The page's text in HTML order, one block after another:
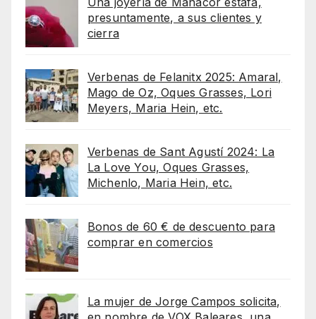
presuntamente, a sus clientes y
cierra
Verbenas de Felanitx 2025: Amaral,
Mago de Oz, Oques Grasses, Lori
Meyers, Maria Hein, etc.
Verbenas de Sant Agustí 2024: La
La Love You, Oques Grasses,
Michenlo, Maria Hein, etc.
Bonos de 60 € de descuento para
comprar en comercios
La mujer de Jorge Campos solicita,